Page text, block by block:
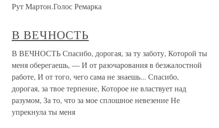
Рут Мартон.Голос Ремарка
В ВЕЧНОСТЬ
В ВЕЧНОСТЬ Спасибо, дорогая, за ту заботу, Которой ты
меня оберегаешь, — И от разочарования в безжалостной
работе, И от того, чего сама не знаешь... Спасибо,
дорогая, за твое терпение, Которое не властвует над
разумом, За то, что за мое сплошное невезение Не
упрекнула ты меня